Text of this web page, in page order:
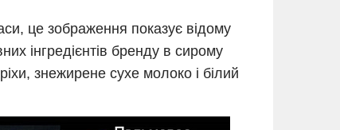
це зображення показує відому
інгредієнтів бренду в сирому
знежирене сухе молоко і білий